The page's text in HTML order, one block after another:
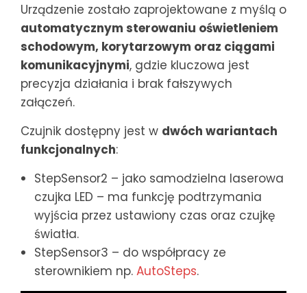
Urządzenie zostało zaprojektowane z myślą o
automatycznym sterowaniu oświetleniem
schodowym, korytarzowym oraz ciągami
komunikacyjnymi, gdzie kluczowa jest
precyzja działania i brak fałszywych
załączeń.
Czujnik dostępny jest w dwóch wariantach
funkcjonalnych:
StepSensor2 – jako samodzielna laserowa
czujka LED – ma funkcję podtrzymania
wyjścia przez ustawiony czas oraz czujkę
światła.
StepSensor3 – do współpracy ze
sterownikiem np. AutoSteps.